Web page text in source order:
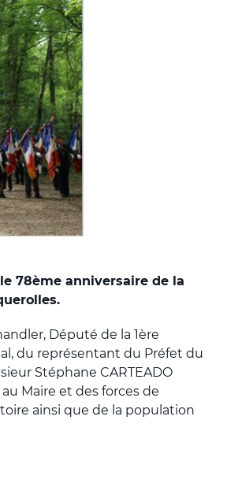
78ème anniversaire de la
Député de la 1ère
du représentant du Préfet du
Stéphane CARTEADO
Maire et des forces de
ainsi que de la population